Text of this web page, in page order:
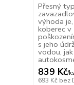
Přesný
výhoda
koberec
s jeho
vodou,
839 Kč/ks
693 Kč bez